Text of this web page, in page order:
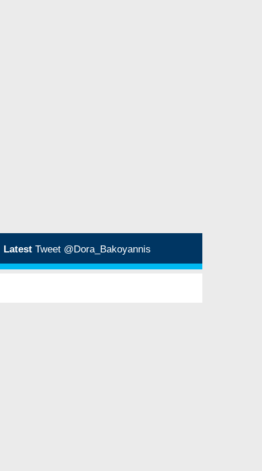
Latest Tweet @Dora_Bakoyannis